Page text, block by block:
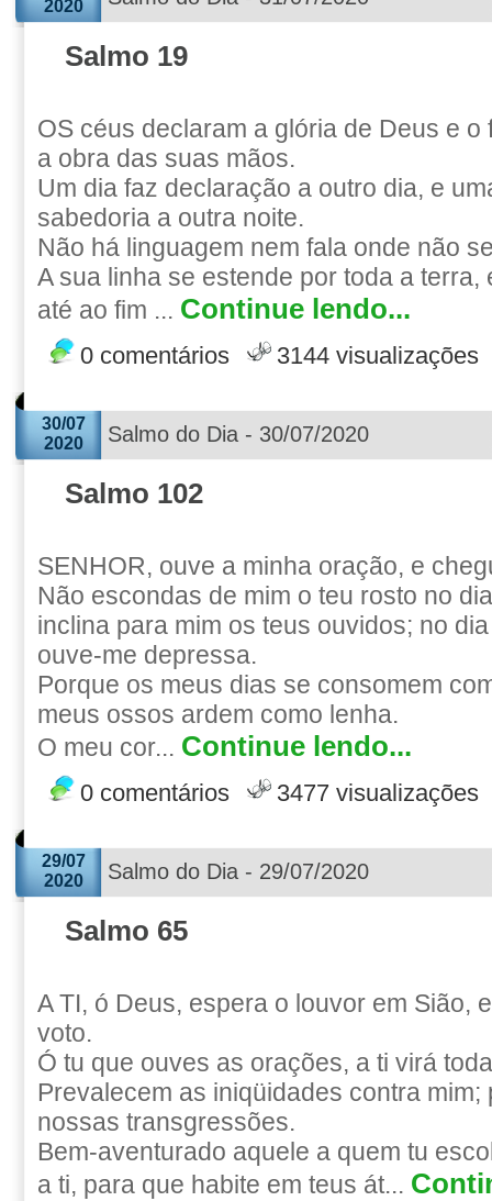
2020
Salmo 19
OS céus declaram a glória de Deus e o
a obra das suas mãos.
Um dia faz declaração a outro dia, e
sabedoria a outra noite.
Não há linguagem nem fala onde não
A sua linha se estende por toda a
até ao fim ... Continue lendo...
0 comentários 3144 visualizações
30/07
2020
Salmo do Dia - 30/07/2020
Salmo 102
SENHOR, ouve a minha oração, e
Não escondas de mim o teu rosto no
inclina para mim os teus ouvidos; no
ouve-me depressa.
Porque os meus dias se consomem
meus ossos ardem como lenha.
O meu cor... Continue lendo...
0 comentários 3477 visualizações
29/07
2020
Salmo do Dia - 29/07/2020
Salmo 65
A TI, ó Deus, espera o louvor em Sião,
voto.
Ó tu que ouves as orações, a ti virá
Prevalecem as iniqüidades contra mim;
nossas transgressões.
Bem-aventurado aquele a quem tu
a ti, para que habite em teus át...